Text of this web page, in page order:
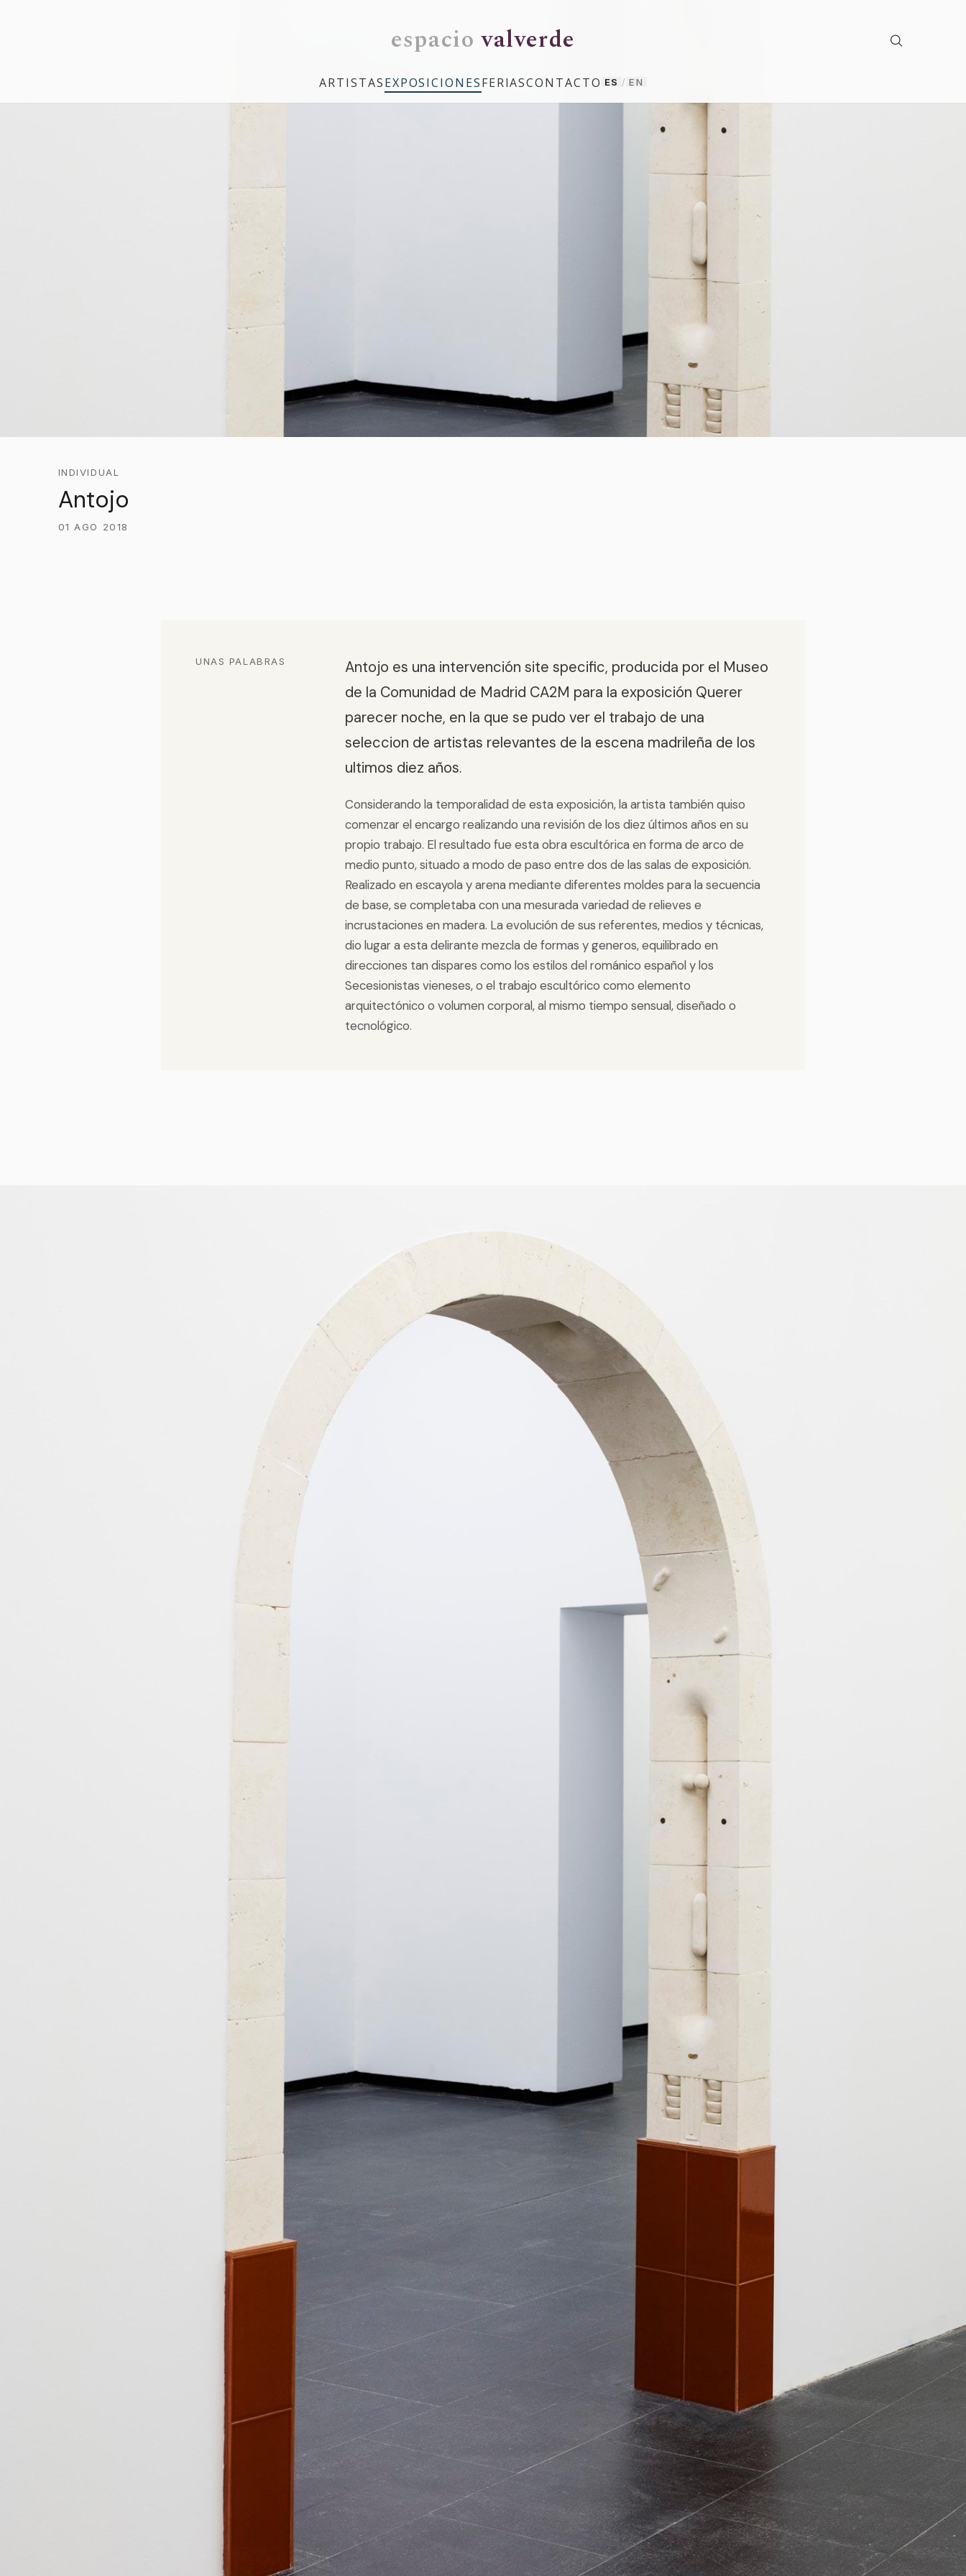
espacio valverde
ARTISTASEXPOSICIONESFERIASCONTACTO ES / EN
INDIVIDUAL
Antojo
01 AGO 2018
UNAS PALABRAS
Antojo es una intervención site specific, producida por el Museo
de la Comunidad de Madrid CA2M para la exposición Querer
parecer noche, en la que se pudo ver el trabajo de una
seleccion de artistas relevantes de la escena madrileña de los
ultimos diez años.
Considerando la temporalidad de esta exposición, la artista también quiso
comenzar el encargo realizando una revisión de los diez últimos años en su
propio trabajo. El resultado fue esta obra escultórica en forma de arco de
medio punto, situado a modo de paso entre dos de las salas de exposición.
Realizado en escayola y arena mediante diferentes moldes para la secuencia
de base, se completaba con una mesurada variedad de relieves e
incrustaciones en madera. La evolución de sus referentes, medios y técnicas,
dio lugar a esta delirante mezcla de formas y generos, equilibrado en
direcciones tan dispares como los estilos del románico español y los
Secesionistas vieneses, o el trabajo escultórico como elemento
arquitectónico o volumen corporal, al mismo tiempo sensual, diseñado o
tecnológico.